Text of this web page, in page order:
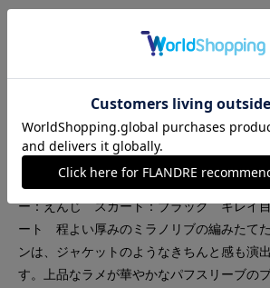
Le Souk
【着用サイズ】カーディガン、プルオー
ト：9号【着用カラー】カーディガン：ブ
ー：えんじ スカート：ブラック キレイ
ート 程よい厚みのミラノリブの編みたて
ンは、ジャケットのようなきちんと感も演
す。上品なラメが華やかなパフスリーブの